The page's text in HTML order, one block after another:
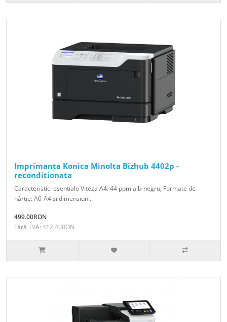
Imprimanta Konica Minolta Bizhub 4402p -
reconditionata
Caracteristici esentiale Viteza A4: 44 ppm alb-negru; Formate de
hârtie: A6-A4 și dimensiuni..
499.00RON
Fără TVA: 412.40RON